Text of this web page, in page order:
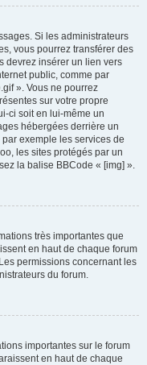
Si les administrateurs
vous pourrez transférer des
devrez insérer un lien vers
public, comme par
». Vous ne pourrez
sur votre propre
ci soit en lui-même un
hébergées derrière un
exemple les services de
les sites protégés par un
la balise BBCode « [img] ».
très importantes que
en haut de chaque forum
permissions concernant les
du forum.
importantes sur le forum
en haut de chaque